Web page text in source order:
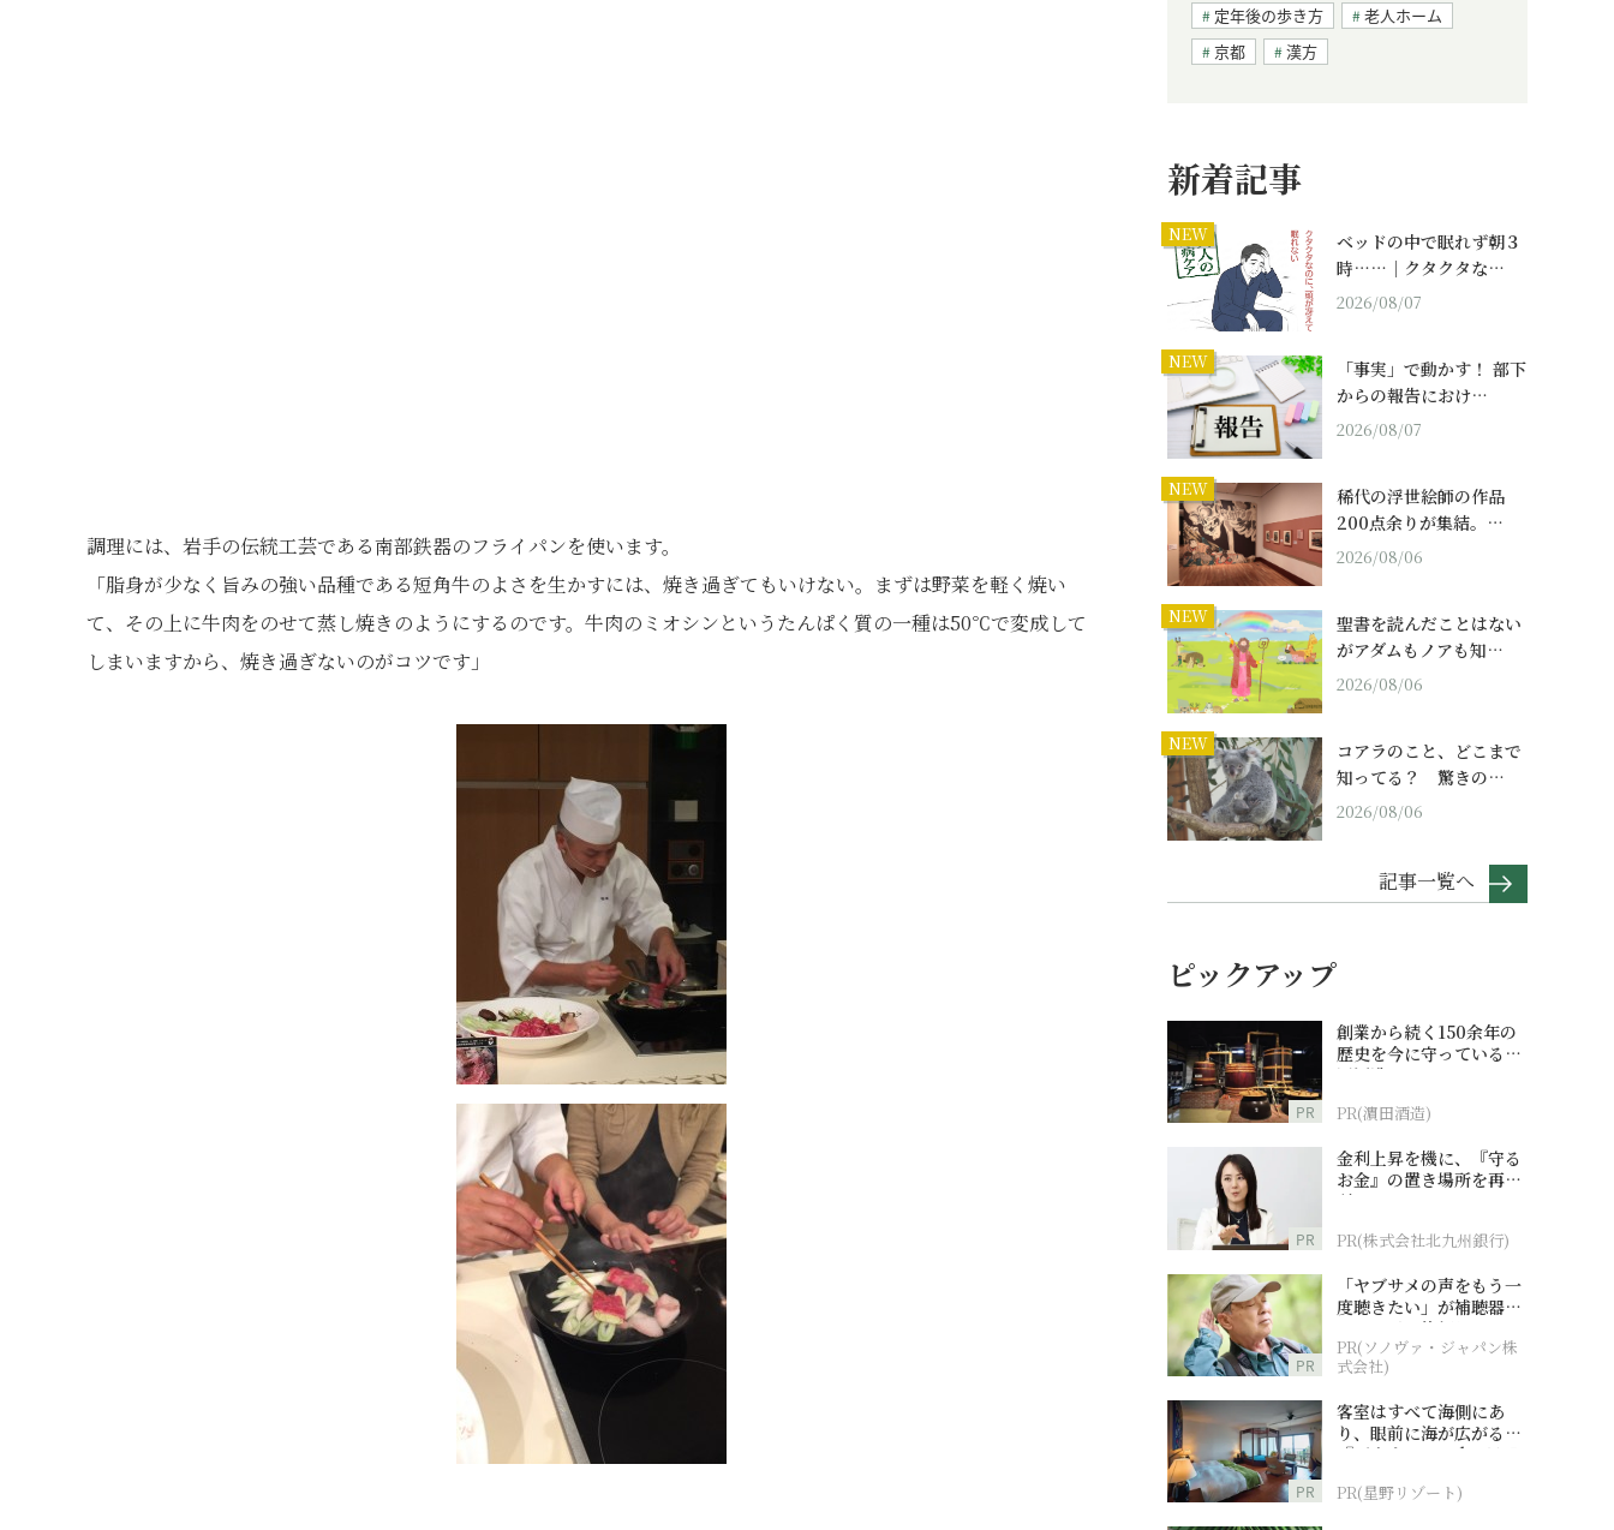
調理には、岩手の伝統工芸である南部鉄器のフライパンを使います。
「脂身が少なく旨みの強い品種である短角牛のよさを生かすには、焼き過ぎてもいけない。まずは野菜を軽く焼い
て、その上に牛肉をのせて蒸し焼きのようにするのです。牛肉のミオシンというたんぱく質の一種は50℃で変成して
しまいますから、焼き過ぎないのがコツです」
定年後の歩き方
老人ホーム
京都
漢方
新着記事
NEW
ベッドの中で眠れず朝３
時……｜クタクタな…
2026/08/07
NEW
「事実」で動かす！ 部下
からの報告におけ…
2026/08/07
NEW
稀代の浮世絵師の作品
200点余りが集結。…
2026/08/06
NEW
聖書を読んだことはない
がアダムもノアも知…
2026/08/06
NEW
コアラのこと、どこまで
知ってる？ 驚きの…
2026/08/06
記事一覧へ
ピックアップ
PR
創業から続く150余年の
歴史を今に守っている濵
田酒造
PR(濵田酒造)
PR
金利上昇を機に、『守る
お金』の置き場所を再検
討
PR(株式会社北九州銀行)
PR
「ヤブサメの声をもう一
度聴きたい」が補聴器チ
ャレンジの後押しに
PR(ソノヴァ・ジャパン株
式会社)
PR
客室はすべて海側にあ
り、眼前に海が広がる
『西表島ホテル by 星野
PR(星野リゾート)